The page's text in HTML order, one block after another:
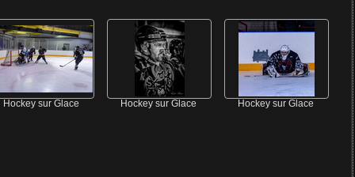
Hockey sur Glace Hockey sur Glace Hockey sur Glace